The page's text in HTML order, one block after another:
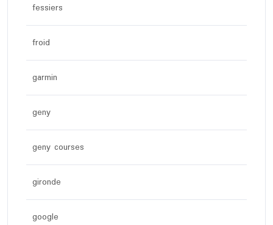
fessiers
froid
garmin
geny
geny courses
gironde
google